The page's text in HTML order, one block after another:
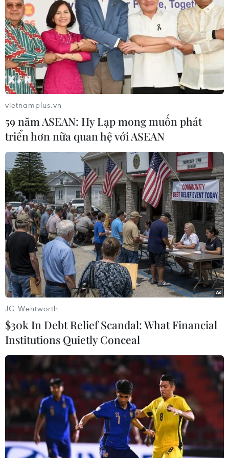
TIN LIÊN QUAN
Quan điểm chính sách của các ứng cử
viên thay thế Thủ tướng Abe
10/09/2020 06:42
Các vấn đề như đối sách phòng chống COVID-19, khôi
phục nền kinh tế, phát triển địa phương được dự báo là
những nội dung tranh luận trọng tâm giữa các ứng cử
viên trong cuộc vận động bầu cử sắp tới.
vietnamplus.vn
59 năm ASEAN: Hy Lạp mong muốn phát
triển hơn nữa quan hệ với ASEAN
JG Wentworth
$30k In Debt Relief Scandal: What Financial
Institutions Quietly Conceal